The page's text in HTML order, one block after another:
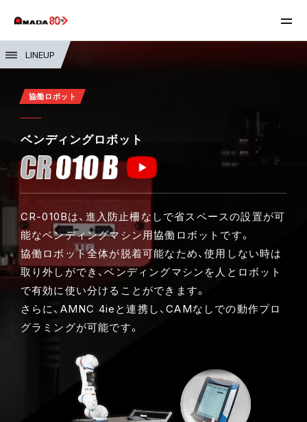
LINEUP
協働ロボット
ベンディングロボット
CR-010Bは、進入防止柵なしで省スペースの設置が可
能なベンディングマシン用協働ロボットです。
協働ロボット全体が脱着可能なため、使用しない時は
取り外しができ、ベンディングマシンを人とロボット
で有効に使い分けることができます。
さらに、AMNC 4ieと連携し、CAMなしでの動作プロ
グラミングが可能です。